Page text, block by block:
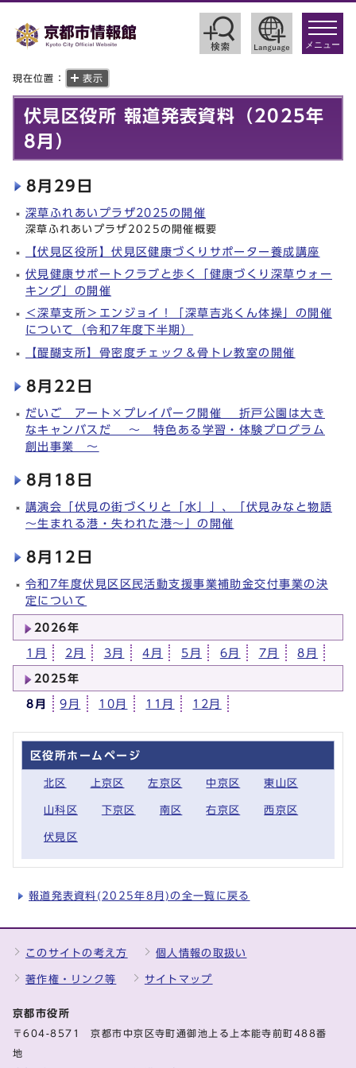
toggle
メニュー
現在位置： 表示
伏見区役所 報道発表資料（2025年
8月）
8月29日
深草ふれあいプラザ2025の開催
深草ふれあいプラザ2025の開催概要
【伏見区役所】伏見区健康づくりサポーター養成講座
伏見健康サポートクラブと歩く「健康づくり深草ウォー
キング」の開催
＜深草支所＞エンジョイ！「深草吉兆くん体操」の開催
について（令和7年度下半期）
【醍醐支所】骨密度チェック＆骨トレ教室の開催
8月22日
だいご アート×プレイパーク開催 折戸公園は大き
なキャンバスだ ～ 特色ある学習・体験プログラム
創出事業 ～
8月18日
講演会「伏見の街づくりと「水」」、「伏見みなと物語
～生まれる港・失われた港～」の開催
8月12日
令和7年度伏見区区民活動支援事業補助金交付事業の決
定について
2026年
1月 2月 3月 4月 5月 6月 7月 8月
2025年
8月 9月 10月 11月 12月
区役所ホームページ
北区 上京区 左京区 中京区 東山区
山科区 下京区 南区 右京区 西京区
伏見区
報道発表資料(2025年8月)の全一覧に戻る
このサイトの考え方 個人情報の取扱い
著作権・リンク等 サイトマップ
京都市役所
〒604-8571 京都市中京区寺町通御池上る上本能寺前町488番
地